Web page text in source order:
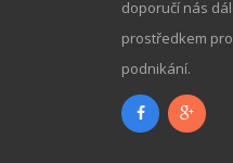
doporučí nás
prostředkem
podnikání.